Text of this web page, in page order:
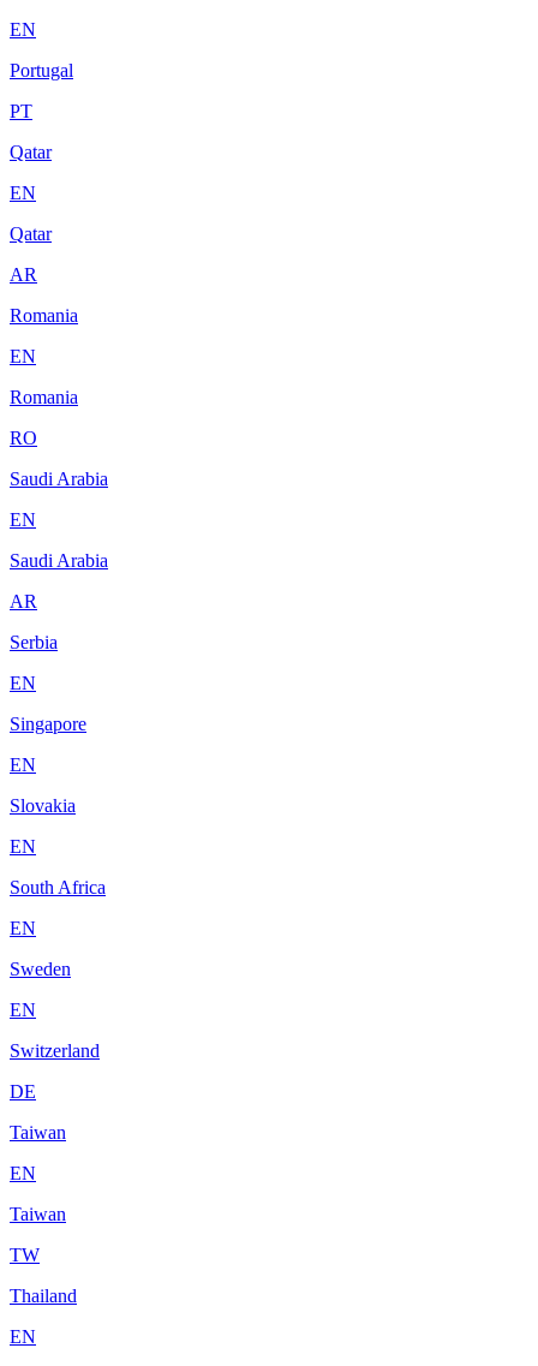
EN
Portugal
PT
Qatar
EN
Qatar
AR
Romania
EN
Romania
RO
Saudi Arabia
EN
Saudi Arabia
AR
Serbia
EN
Singapore
EN
Slovakia
EN
South Africa
EN
Sweden
EN
Switzerland
DE
Taiwan
EN
Taiwan
TW
Thailand
EN